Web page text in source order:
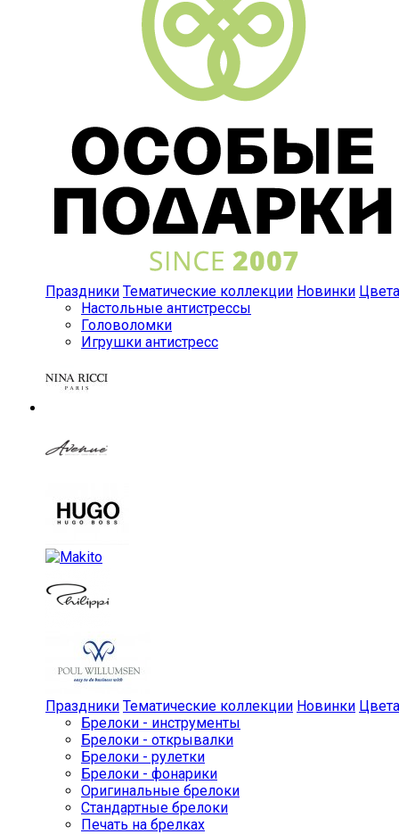
Праздники Тематические коллекции Новинки Цвета
Настольные антистрессы
Головоломки
Игрушки антистресс
Праздники Тематические коллекции Новинки Цвета
Брелоки - инструменты
Брелоки - открывалки
Брелоки - рулетки
Брелоки - фонарики
Оригинальные брелоки
Стандартные брелоки
Печать на брелках